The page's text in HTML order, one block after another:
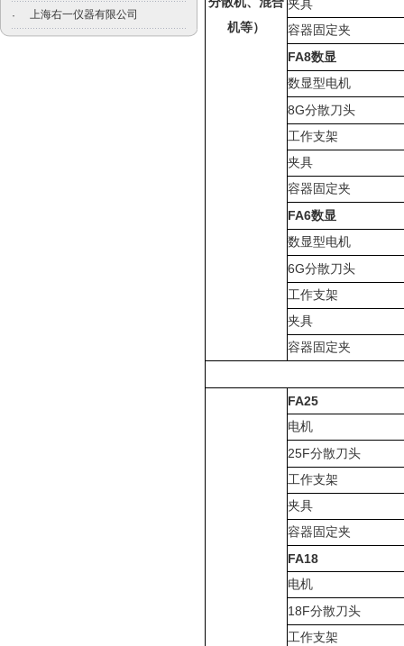
· 上海右一仪器有限公司
机等）
夹具
容器固定夹
FA8数显
数显型电机
8G分散刀头
工作支架
夹具
容器固定夹
FA6数显
数显型电机
6G分散刀头
工作支架
夹具
容器固定夹
FA25
电机
25F分散刀头
工作支架
夹具
容器固定夹
FA18
电机
18F分散刀头
工作支架